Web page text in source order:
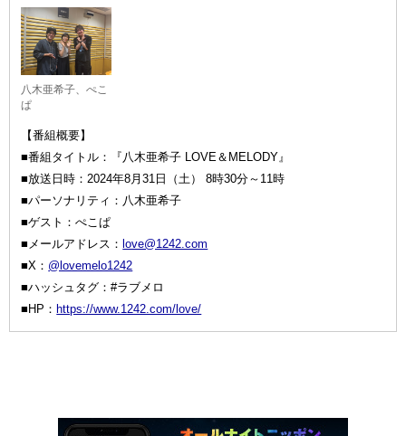
八木亜希子、ぺこ
ぱ
【番組概要】
■番組タイトル：『八木亜希子 LOVE＆MELODY』
■放送日時：2024年8月31日（土） 8時30分～11時
■パーソナリティ：八木亜希子
■ゲスト：ぺこぱ
■メールアドレス：love@1242.com
■X： @lovemelo1242
■ハッシュタグ：#ラブメロ
■HP：https://www.1242.com/love/